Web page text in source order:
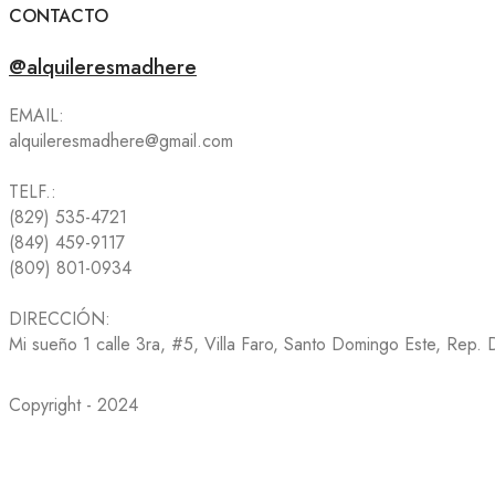
CONTACTO
@alquileresmadhere
EMAIL:
alquileresmadhere@gmail.com
TELF.:
(829) 535-4721
(849) 459-9117
(809) 801-0934
DIRECCIÓN:
Mi sueño 1 calle 3ra, #5, Villa Faro, Santo Domingo Este, Rep.
Copyright - 2024